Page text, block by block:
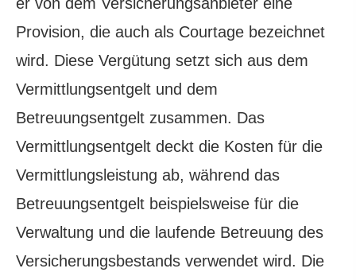
Provision, die auch als Courtage bezeichnet
wird. Diese Vergütung setzt sich aus dem
Vermittlungsentgelt und dem
Betreuungsentgelt zusammen. Das
Vermittlungsentgelt deckt die Kosten für die
Vermittlungsleistung ab, während das
Betreuungsentgelt beispielsweise für die
Verwaltung und die laufende Betreuung des
Versicherungsbestands verwendet wird. Die